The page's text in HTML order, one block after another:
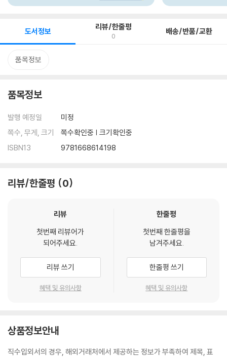
도서정보 리뷰/한줄평
0 배송/반품/교환
품목정보
품목정보
발행 예정일
미정
쪽수, 무게, 크기
쪽수확인중 | 크기확인중
ISBN13
9781668614198
리뷰/한줄평 0
리뷰
첫번째 리뷰어가
되어주세요.
리뷰 쓰기
혜택 및 유의사항
한줄평
첫번째 한줄평을
남겨주세요.
한줄평 쓰기
혜택 및 유의사항
상품정보안내
직수입외서의 경우, 해외거래처에서 제공하는 정보가 부족하여 제목, 표